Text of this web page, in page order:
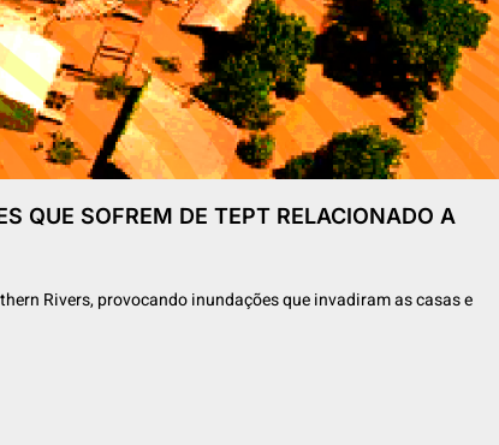
QUE SOFREM DE TEPT RELACIONADO A
Rivers, provocando inundações que invadiram as casas e